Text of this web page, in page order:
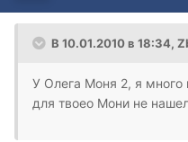
В 10.01.2010 в 18:34,
У Олега Моня 2, я
для твоео Мони не